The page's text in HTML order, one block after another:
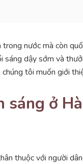
nước mà còn
sáng dậy sớm và
tôi muốn giới
sáng ở
thuộc với người